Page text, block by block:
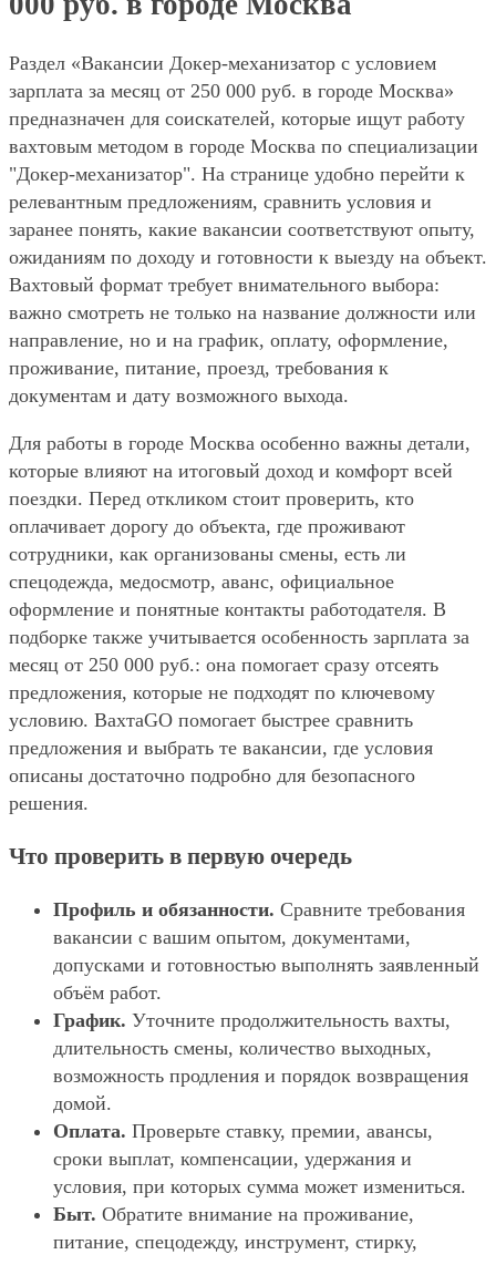
Раздел «Вакансии Докер-механизатор с условием
зарплата за месяц от 250 000 руб. в городе Москва»
предназначен для соискателей, которые ищут работу
вахтовым методом в городе Москва по специализации
"Докер-механизатор". На странице удобно перейти к
релевантным предложениям, сравнить условия и
заранее понять, какие вакансии соответствуют опыту,
ожиданиям по доходу и готовности к выезду на объект.
Вахтовый формат требует внимательного выбора:
важно смотреть не только на название должности или
направление, но и на график, оплату, оформление,
проживание, питание, проезд, требования к
документам и дату возможного выхода.
Для работы в городе Москва особенно важны детали,
которые влияют на итоговый доход и комфорт всей
поездки. Перед откликом стоит проверить, кто
оплачивает дорогу до объекта, где проживают
сотрудники, как организованы смены, есть ли
спецодежда, медосмотр, аванс, официальное
оформление и понятные контакты работодателя. В
подборке также учитывается особенность зарплата за
месяц от 250 000 руб.: она помогает сразу отсеять
предложения, которые не подходят по ключевому
условию. ВахтаGO помогает быстрее сравнить
предложения и выбрать те вакансии, где условия
описаны достаточно подробно для безопасного
решения.
Что проверить в первую очередь
Профиль и обязанности. Сравните требования
вакансии с вашим опытом, документами,
допусками и готовностью выполнять заявленный
объём работ.
График. Уточните продолжительность вахты,
длительность смены, количество выходных,
возможность продления и порядок возвращения
домой.
Оплата. Проверьте ставку, премии, авансы,
сроки выплат, компенсации, удержания и
условия, при которых сумма может измениться.
Быт. Обратите внимание на проживание,
питание, спецодежду, инструмент, стирку,